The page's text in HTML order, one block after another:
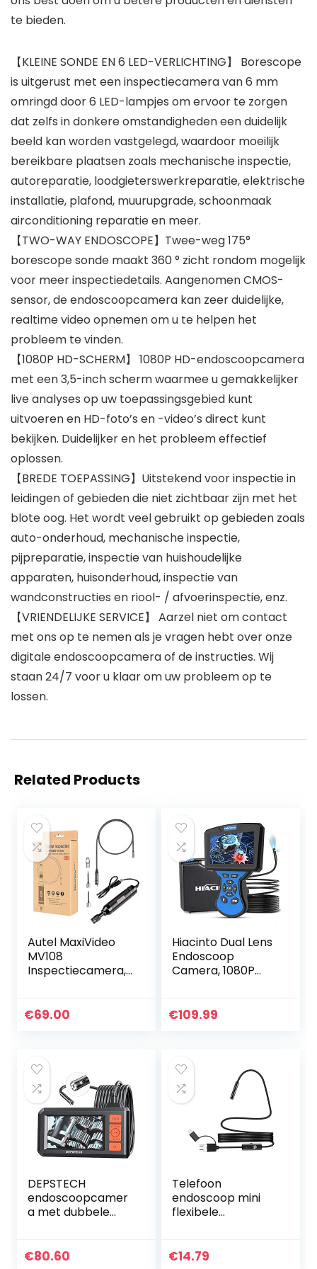
te bieden.
【KLEINE SONDE EN 6 LED-VERLICHTING】 Borescope
is uitgerust met een inspectiecamera van 6 mm
omringd door 6 LED-lampjes om ervoor te zorgen
dat zelfs in donkere omstandigheden een duidelijk
beeld kan worden vastgelegd, waardoor moeilijk
bereikbare plaatsen zoals mechanische inspectie,
autoreparatie, loodgieterswerkreparatie, elektrische
installatie, plafond, muurupgrade, schoonmaak
airconditioning reparatie en meer.
【TWO-WAY ENDOSCOPE】Twee-weg 175°
borescope sonde maakt 360 ° zicht rondom mogelijk
voor meer inspectiedetails. Aangenomen CMOS-
sensor, de endoscoopcamera kan zeer duidelijke,
realtime video opnemen om u te helpen het
probleem te vinden.
【1080P HD-SCHERM】 1080P HD-endoscoopcamera
met een 3,5-inch scherm waarmee u gemakkelijker
live analyses op uw toepassingsgebied kunt
uitvoeren en HD-foto’s en -video’s direct kunt
bekijken. Duidelijker en het probleem effectief
oplossen.
【BREDE TOEPASSING】Uitstekend voor inspectie in
leidingen of gebieden die niet zichtbaar zijn met het
blote oog. Het wordt veel gebruikt op gebieden zoals
auto-onderhoud, mechanische inspectie,
pijpreparatie, inspectie van huishoudelijke
apparaten, huisonderhoud, inspectie van
wandconstructies en riool- / afvoerinspectie, enz.
【VRIENDELIJKE SERVICE】 Aarzel niet om contact
met ons op te nemen als je vragen hebt over onze
digitale endoscoopcamera of de instructies. Wij
staan 24/7 voor u klaar om uw probleem op te
lossen.
Related Products
Autel MaxiVideo
MV108
Inspectiecamera,
MX808/MK808BT/
€69.00
Hiacinto Dual Lens
Endoscoop
Camera, 1080P
met 5mm Ultra
€109.99
DEPSTECH
endoscoopcamer
a met dubbele
met licht, 7
€80.60
Telefoon
endoscoop mini
flexibele
inspectie camera
€14.79